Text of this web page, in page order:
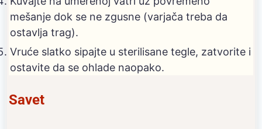
mešanje dok se ne zgusne (varjača treba da
ostavlja trag).
Vruće slatko sipajte u sterilisane tegle, zatvorite i
ostavite da se ohlade naopako.
Savet